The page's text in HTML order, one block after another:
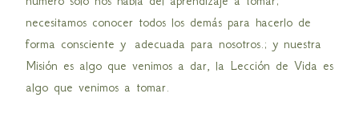
necesitamos conocer todos los demás para hacerlo de
forma consciente y adecuada para nosotros.; y nuestra
Misión es algo que venimos a dar, la Lección de Vida es
algo que venimos a tomar.